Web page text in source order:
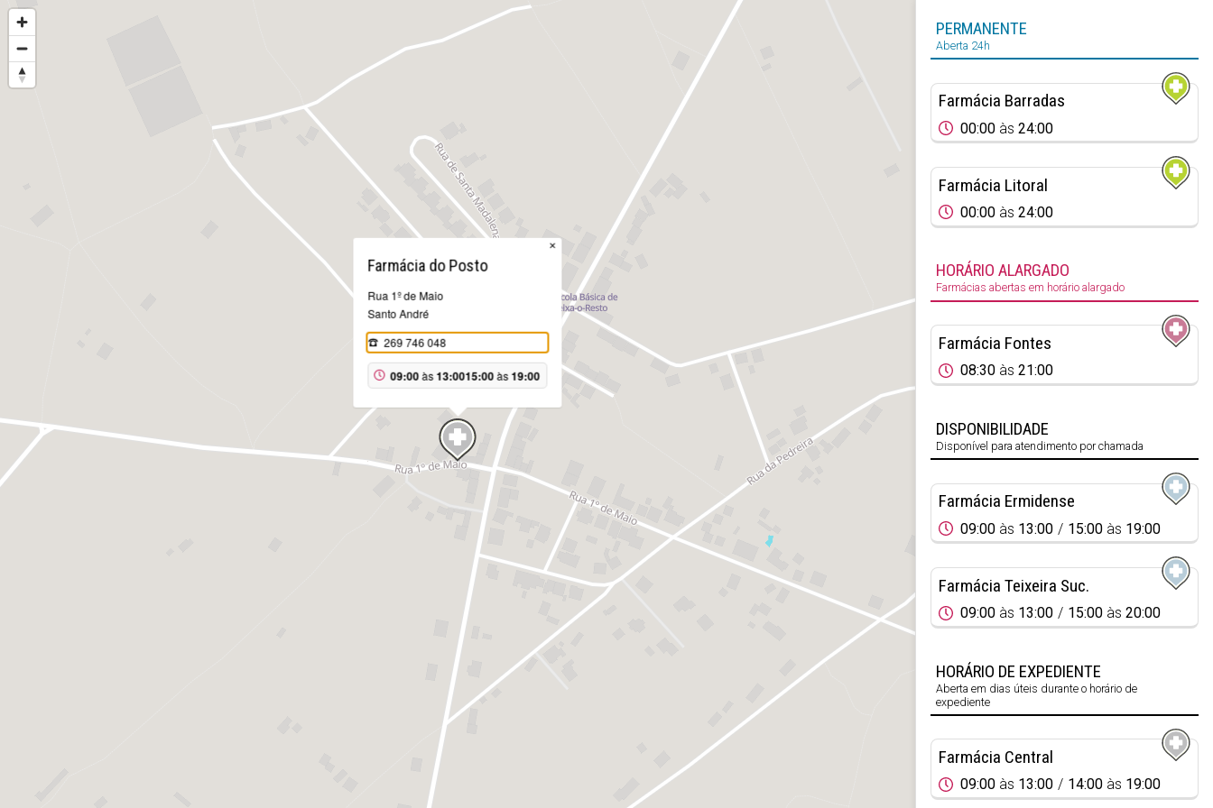
Farmácia do Posto
Rua 1º de Maio
Santo André
269 746 048
09:00às13:0015:00às19:00
×
PERMANENTE
Aberta 24h
Farmácia Barradas
00:00 às 24:00
Farmácia Litoral
00:00 às 24:00
HORÁRIO ALARGADO
Farmácias abertas em horário alargado
Farmácia Fontes
08:30 às 21:00
DISPONIBILIDADE
Disponível para atendimento por chamada
Farmácia Ermidense
09:00 às 13:00 15:00 às 19:00
Farmácia Teixeira Suc.
09:00 às 13:00 15:00 às 20:00
HORÁRIO DE EXPEDIENTE
Aberta em dias úteis durante o horário de
expediente
Farmácia Central
09:00 às 13:00 14:00 às 19:00